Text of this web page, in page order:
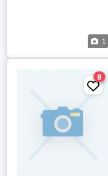
1
8